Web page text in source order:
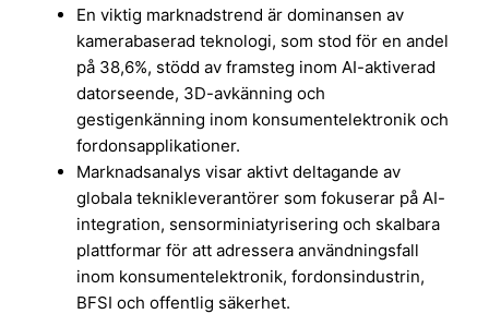
En viktig marknadstrend är dominansen av
kamerabaserad teknologi, som stod för en andel
på 38,6%, stödd av framsteg inom AI-aktiverad
datorseende, 3D-avkänning och
gestigenkänning inom konsumentelektronik och
fordonsapplikationer.
Marknadsanalys visar aktivt deltagande av
globala teknikleverantörer som fokuserar på AI-
integration, sensorminiatyrisering och skalbara
plattformar för att adressera användningsfall
inom konsumentelektronik, fordonsindustrin,
BFSI och offentlig säkerhet.